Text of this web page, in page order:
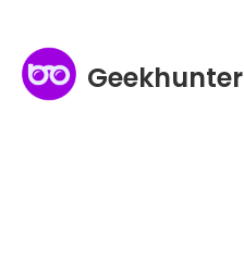
Geekhunter